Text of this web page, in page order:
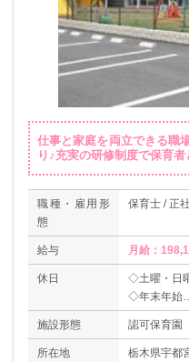
仕事と家庭を両立できる職
り♪充実の研修制度で保育
職種・雇用形
態
保育士 / 正
給与 月給：
休日
◇土曜・日
◇年末年始
◇夏期休暇
◇夏休み休
◇誕生月休
施設形態 認可保育園
所在地 栃木県宇都